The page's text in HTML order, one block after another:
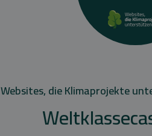
Websites, die Klimaprojekte